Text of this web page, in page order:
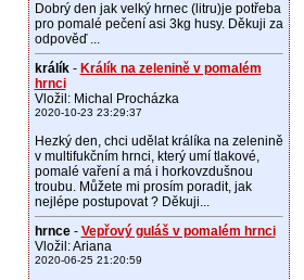
Dobrý den jak velký hrnec (litru)je potřeba
pro pomalé pečení asi 3kg husy. Děkuji za
odpověď ...
králík- Králík na zelenině v pomalém
hrnci
Vložil: Michal Procházka
2020-10-23 23:29:37
Hezký den, chci udělat králíka na zelenině
v multifukčním hrnci, který umí tlakové,
pomalé vaření a má i horkovzdušnou
troubu. Můžete mi prosím poradit, jak
nejlépe postupovat ? Děkuji...
hrnce- Vepřový guláš v pomalém hrnci
Vložil: Ariana
2020-06-25 21:20:59